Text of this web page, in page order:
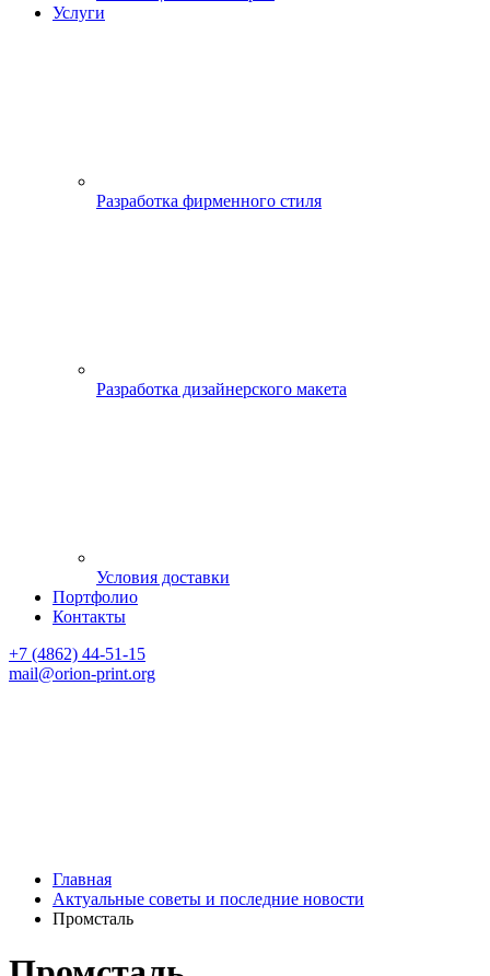
Услуги
Разработка фирменного стиля
Разработка дизайнерского макета
Условия доставки
Портфолио
Контакты
+7 (4862) 44-51-15
mail@orion-print.org
Главная
Актуальные советы и последние новости
Промсталь